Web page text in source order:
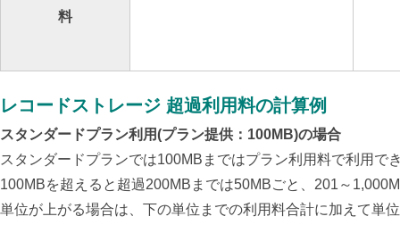
料
レコードストレージ 超過利用料の計算例
スタンダードプラン利用(プラン提供：100MB)の場合
スタンダードプランでは100MBまではプラン利用料で利用で
100MBを超えると超過200MBまでは50MBごと、201～
単位が上がる場合は、下の単位までの利用料合計に加えて単